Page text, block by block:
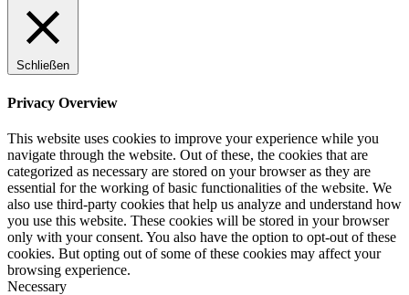
Schließen
Privacy Overview
This website uses cookies to improve your experience while you
navigate through the website. Out of these, the cookies that are
categorized as necessary are stored on your browser as they are
essential for the working of basic functionalities of the website. We
also use third-party cookies that help us analyze and understand how
you use this website. These cookies will be stored in your browser
only with your consent. You also have the option to opt-out of these
cookies. But opting out of some of these cookies may affect your
browsing experience.
Necessary